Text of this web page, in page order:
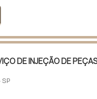
DE INJEÇÃO DE
SP